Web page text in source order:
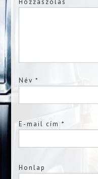
Hozzászólás
Név*
E-mail cím*
Honlap